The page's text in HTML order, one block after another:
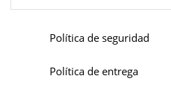
Política de seguridad
Política de entrega